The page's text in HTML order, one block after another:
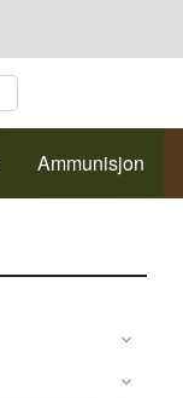
Ammunisjon